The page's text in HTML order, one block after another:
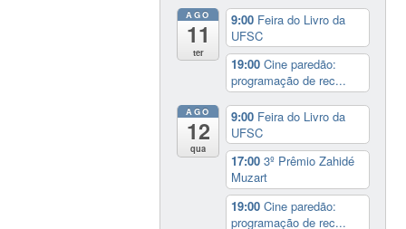
AGO
11
ter
9:00 Feira do Livro da
UFSC
19:00Cine paredão:
programação de rec...
AGO
12
qua
9:00 Feira do Livro da
UFSC
17:003º Prêmio Zahidé
Muzart
19:00Cine paredão:
programação de rec...